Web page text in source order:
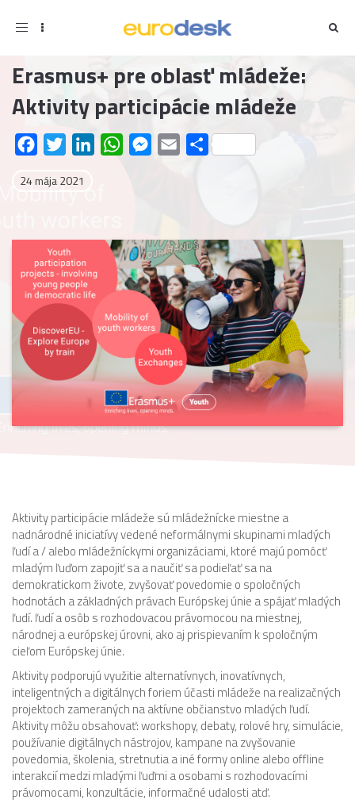
Toggle
Erasmus+ pre oblasť mládeže:
Aktivity participácie mládeže
FacebookTwitterLinkedInWhatsAppMessenger
Email Share
24 mája 2021
Aktivity participácie mládeže sú mládežnícke miestne a
nadnárodné iniciatívy vedené neformálnymi skupinami mladých
ľudí a / alebo mládežníckymi organizáciami, ktoré majú pomôcť
mladým ľuďom zapojiť sa a naučiť sa podieľať sa na
demokratickom živote, zvyšovať povedomie o spoločných
hodnotách a základných právach Európskej únie a spájať mladých
ľudí. ľudí a osôb s rozhodovacou právomocou na miestnej,
národnej a európskej úrovni, ako aj prispievaním k spoločným
cieľom Európskej únie.
Aktivity podporujú využitie alternatívnych, inovatívnych,
inteligentných a digitálnych foriem účasti mládeže na realizačných
projektoch zameraných na aktívne občianstvo mladých ľudí.
Aktivity môžu obsahovať: workshopy, debaty, rolové hry, simulácie,
používanie digitálnych nástrojov, kampane na zvyšovanie
povedomia, školenia, stretnutia a iné formy online alebo offline
interakcií medzi mladými ľuďmi a osobami s rozhodovacími
právomocami, konzultácie, informačné udalosti atď.